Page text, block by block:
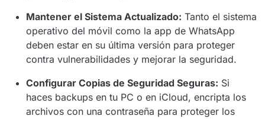
Mantener el Sistema Actualizado: Tanto el sistema
operativo del móvil como la app de WhatsApp
deben estar en su última versión para proteger
contra vulnerabilidades y mejorar la seguridad.
Configurar Copias de Seguridad Seguras: Si
haces backups en tu PC o en iCloud, encripta los
archivos con una contraseña para proteger los